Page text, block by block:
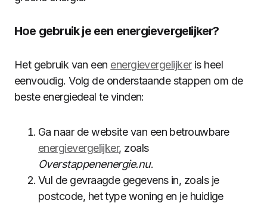
Hoe gebruik je een energievergelijker?
Het gebruik van een energievergelijkeris heel
eenvoudig. Volg de onderstaande stappen om de
beste energiedeal te vinden:
Ga naar de website van een betrouwbare
energievergelijker, zoals
Overstappenenergie.nu.
Vul de gevraagde gegevens in, zoals je
postcode, het type woning en je huidige